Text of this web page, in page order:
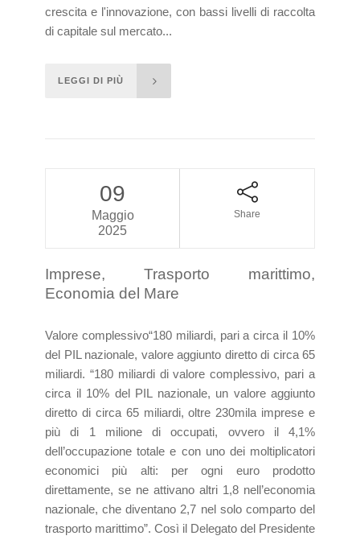
crescita e l'innovazione, con bassi livelli di raccolta
di capitale sul mercato...
LEGGI DI PIÙ
09
Maggio
2025
Share
Imprese, Trasporto marittimo,
Economia del Mare
Valore complessivo“180 miliardi, pari a circa il 10%
del PIL nazionale, valore aggiunto diretto di circa 65
miliardi. “180 miliardi di valore complessivo, pari a
circa il 10% del PIL nazionale, un valore aggiunto
diretto di circa 65 miliardi, oltre 230mila imprese e
più di 1 milione di occupati, ovvero il 4,1%
dell’occupazione totale e con uno dei moltiplicatori
economici più alti: per ogni euro prodotto
direttamente, se ne attivano altri 1,8 nell’economia
nazionale, che diventano 2,7 nel solo comparto del
trasporto marittimo”. Così il Delegato del Presidente